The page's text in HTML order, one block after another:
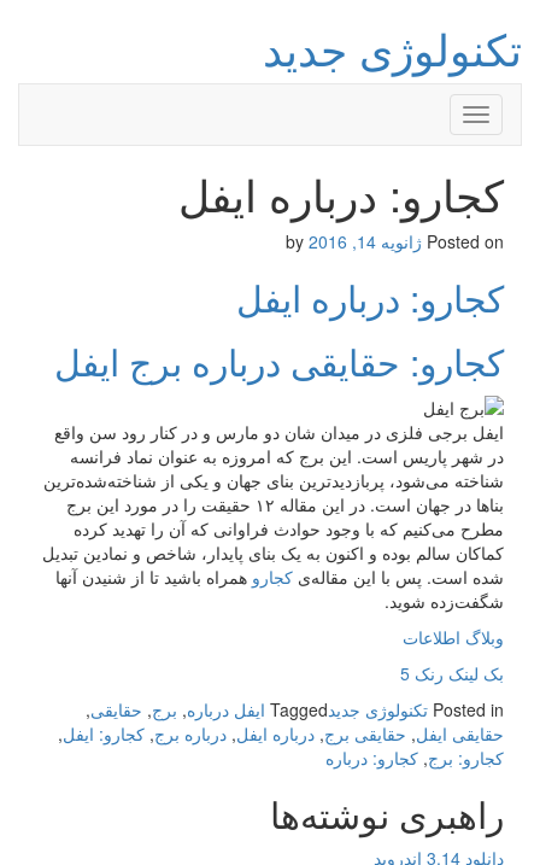
تکنولوژی جدید
Toggle
navigation
کجارو: درباره ایفل
Posted on ژانویه 14, 2016
کجارو: درباره ایفل
کجارو: حقایقی درباره برج ایفل
ایفل برجی فلزی در میدان شان دو مارس و در کنار رود سن واقع
در شهر پاریس است. این برج که امروزه به عنوان نماد فرانسه
شناخته می‌شود، پربازدیدترین بنای جهان و یکی از شناخته‌شده‌ترین
بناها در جهان است. در این مقاله ۱۲ حقیقت را در مورد این برج
مطرح می‌کنیم که با وجود حوادث فراوانی که آن را تهدید کرده
کماکان سالم بوده و اکنون به یک بنای پایدار، شاخص و نمادین تبدیل
شده است. پس با این مقاله‌ی کجارو همراه باشید تا از شنیدن آنها
شگفت‌زده شوید.
وبلاگ اطلاعات
بک لینک رنک 5
Posted in تکنولوژی جدیدTagged ایفل درباره, برج, حقایقی,
حقایقی ایفل, حقایقی برج, درباره ایفل, درباره برج, کجارو: ایفل,
کجارو: برج, کجارو: درباره
راهبری نوشته‌ها
دانلود 3.14 اندروید